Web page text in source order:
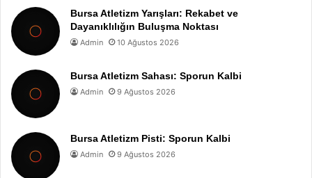
Bursa Atletizm Yarışları: Rekabet ve
Dayanıklılığın Buluşma Noktası
Admin 10 Ağustos 2026
Bursa Atletizm Sahası: Sporun Kalbi
Admin 9 Ağustos 2026
Bursa Atletizm Pisti: Sporun Kalbi
Admin 9 Ağustos 2026